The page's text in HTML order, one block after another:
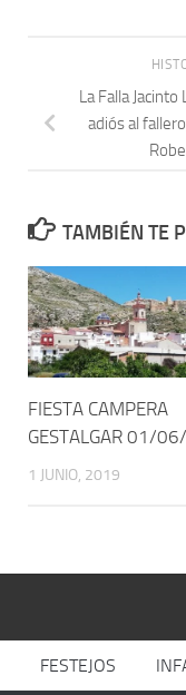
La Falla
adiós al
TAMBIÉN TE
FIESTA CAMPERA
GESTALGAR 01/
1 JUNIO, 2019
FESTEJOS